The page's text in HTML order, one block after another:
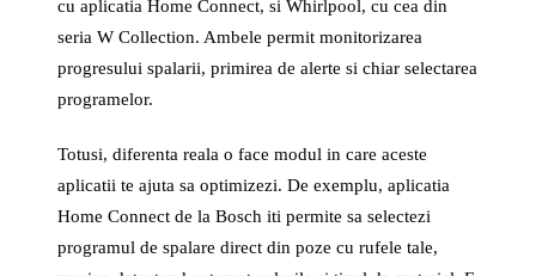
cu aplicatia Home Connect, si Whirlpool, cu cea din
seria W Collection. Ambele permit monitorizarea
progresului spalarii, primirea de alerte si chiar selectarea
programelor.
Totusi, diferenta reala o face modul in care aceste
aplicatii te ajuta sa optimizezi. De exemplu, aplicatia
Home Connect de la Bosch iti permite sa selectezi
programul de spalare direct din poze cu rufele tale,